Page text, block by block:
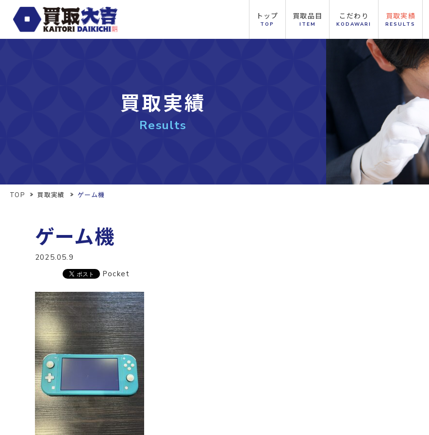
トップ
TOP
買取品目
ITEM
こだわり
KODAWARI
買取実績
RESULTS
買取実績
Results
TOP 買取実績 ゲーム機
ゲーム機
2025.05.9
Pocket